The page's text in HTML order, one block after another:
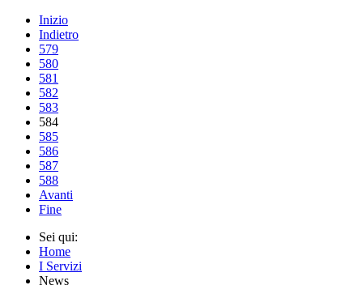
Inizio
Indietro
579
580
581
582
583
584
585
586
587
588
Avanti
Fine
Sei qui:
Home
I Servizi
News